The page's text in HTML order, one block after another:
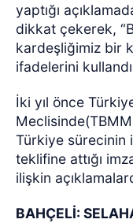
yaptığı
dikkat çekerek,
kardeşliğimiz bir
ifadelerini
İki yıl önce
Türkiye sürecinin
teklifine attığı
ilişkin
BAHÇELİ: